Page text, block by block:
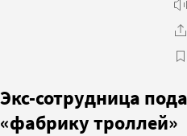
Экс-сотрудница
«фабрику троллей»